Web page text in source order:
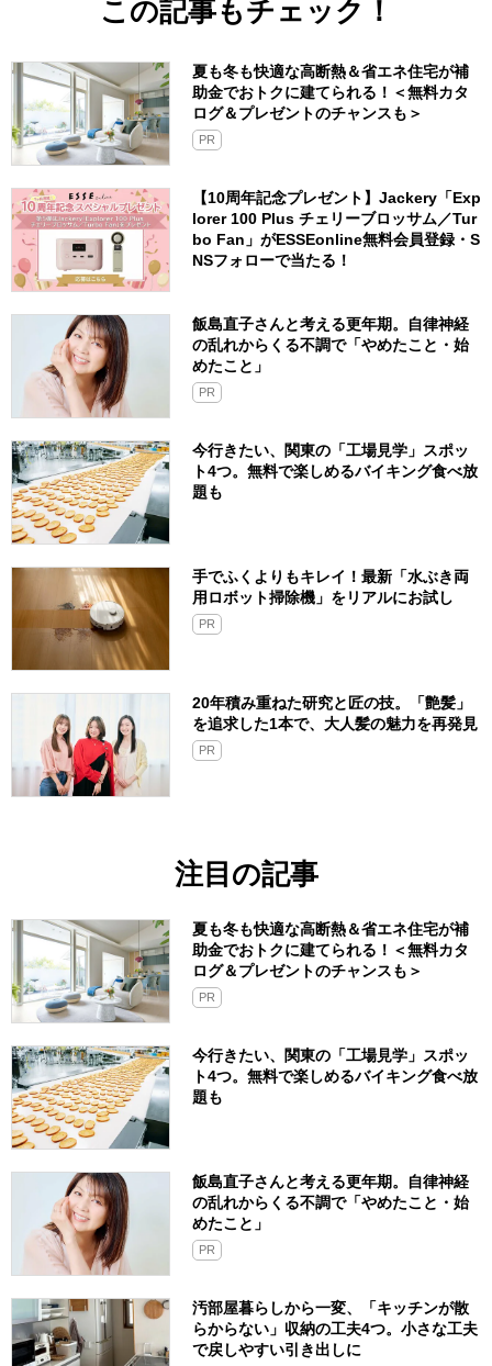
この記事もチェック！
夏も冬も快適な高断熱＆省エネ住宅が補
助金でおトクに建てられる！＜無料カタ
ログ＆プレゼントのチャンスも＞
PR
【10周年記念プレゼント】Jackery「Exp
lorer 100 Plus チェリーブロッサム／Tur
bo Fan」がESSEonline無料会員登録・S
NSフォローで当たる！
飯島直子さんと考える更年期。自律神経
の乱れからくる不調で「やめたこと・始
めたこと」
PR
今行きたい、関東の「工場見学」スポッ
ト4つ。無料で楽しめるバイキング食べ放
題も
手でふくよりもキレイ！最新「水ぶき両
用ロボット掃除機」をリアルにお試し
PR
20年積み重ねた研究と匠の技。「艶髪」
を追求した1本で、大人髪の魅力を再発見
PR
注目の記事
夏も冬も快適な高断熱＆省エネ住宅が補
助金でおトクに建てられる！＜無料カタ
ログ＆プレゼントのチャンスも＞
PR
今行きたい、関東の「工場見学」スポッ
ト4つ。無料で楽しめるバイキング食べ放
題も
飯島直子さんと考える更年期。自律神経
の乱れからくる不調で「やめたこと・始
めたこと」
PR
汚部屋暮らしから一変、「キッチンが散
らからない」収納の工夫4つ。小さな工夫
で戻しやすい引き出しに